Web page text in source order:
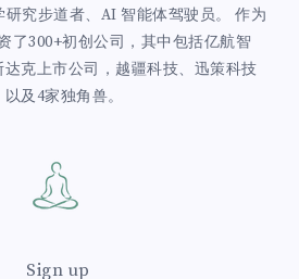
究步道者、AI 智能体驾驶员。 作为
了300+初创公司，其中包括亿航智
克上市公司，越疆科技、迅策科技
及4家独角兽。
Sign up